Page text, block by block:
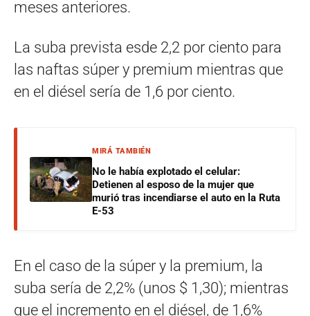
meses anteriores.
La suba prevista esde 2,2 por ciento para
las naftas súper y premium mientras que
en el diésel sería de 1,6 por ciento.
MIRÁ TAMBIÉN
No le había explotado el celular:
Detienen al esposo de la mujer que
murió tras incendiarse el auto en la Ruta
E-53
En el caso de la súper y la premium, la
suba sería de 2,2% (unos $ 1,30); mientras
que el incremento en el diésel, de 1,6%